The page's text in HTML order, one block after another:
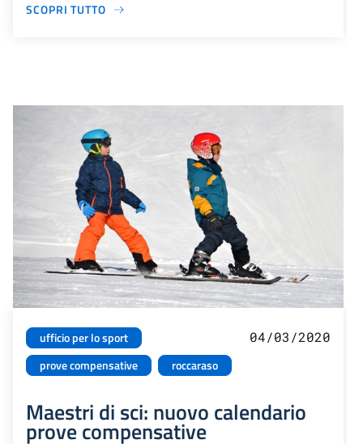
SCOPRI TUTTO
ufficio per lo sport
prove compensative
roccaraso
04/03/2020
Maestri di sci: nuovo calendario
prove compensative